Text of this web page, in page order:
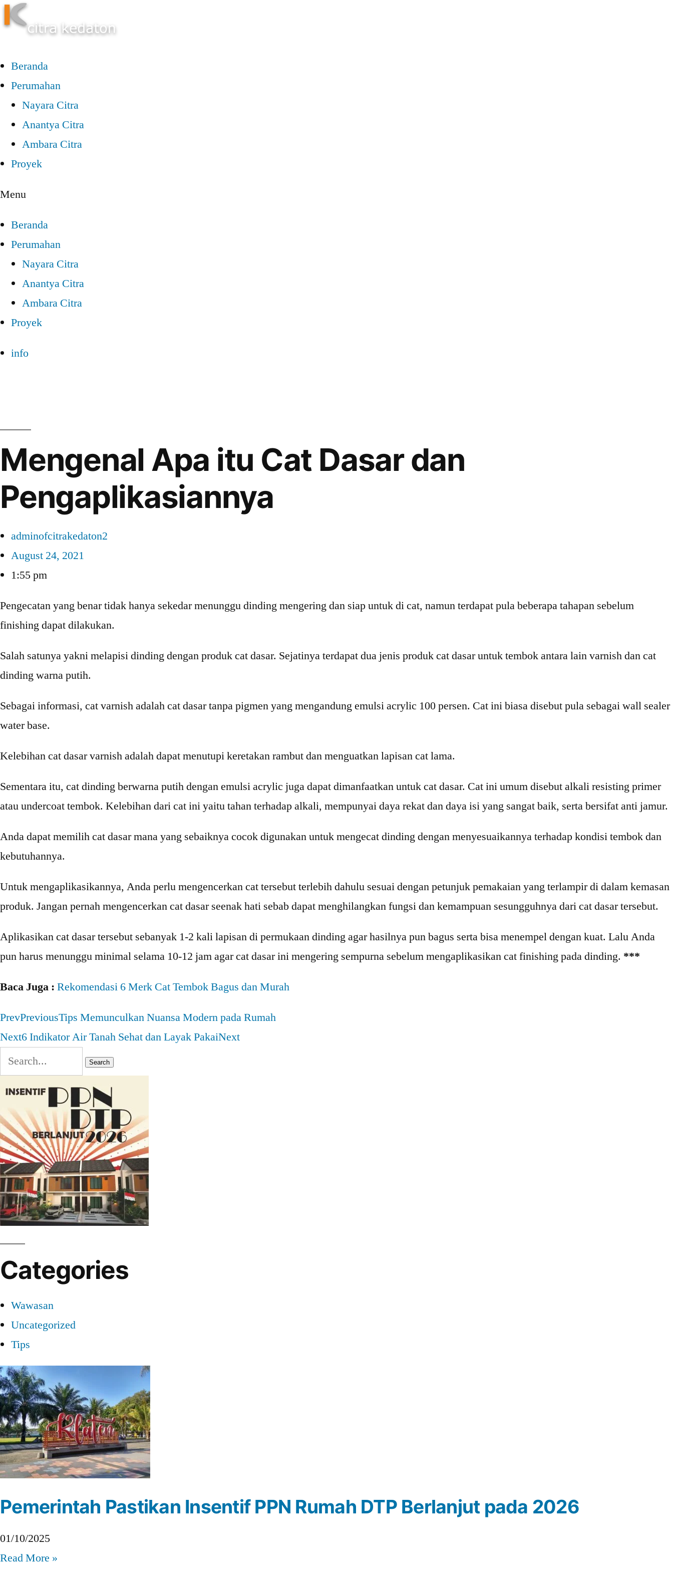
Beranda
Perumahan
Nayara Citra
Anantya Citra
Ambara Citra
Proyek
Menu
Beranda
Perumahan
Nayara Citra
Anantya Citra
Ambara Citra
Proyek
info
Mengenal Apa itu Cat Dasar dan
Pengaplikasiannya
adminofcitrakedaton2
August 24, 2021
1:55 pm
Pengecatan yang benar tidak hanya sekedar menunggu dinding mengering dan siap untuk di cat, namun terdapat pula beberapa tahapan sebelum
finishing dapat dilakukan.
Salah satunya yakni melapisi dinding dengan produk cat dasar. Sejatinya terdapat dua jenis produk cat dasar untuk tembok antara lain varnish dan cat
dinding warna putih.
Sebagai informasi, cat varnish adalah cat dasar tanpa pigmen yang mengandung emulsi acrylic 100 persen. Cat ini biasa disebut pula sebagai wall sealer
water base.
Kelebihan cat dasar varnish adalah dapat menutupi keretakan rambut dan menguatkan lapisan cat lama.
Sementara itu, cat dinding berwarna putih dengan emulsi acrylic juga dapat dimanfaatkan untuk cat dasar. Cat ini umum disebut alkali resisting primer
atau undercoat tembok. Kelebihan dari cat ini yaitu tahan terhadap alkali, mempunyai daya rekat dan daya isi yang sangat baik, serta bersifat anti jamur.
Anda dapat memilih cat dasar mana yang sebaiknya cocok digunakan untuk mengecat dinding dengan menyesuaikannya terhadap kondisi tembok dan
kebutuhannya.
Untuk mengaplikasikannya, Anda perlu mengencerkan cat tersebut terlebih dahulu sesuai dengan petunjuk pemakaian yang terlampir di dalam kemasan
produk. Jangan pernah mengencerkan cat dasar seenak hati sebab dapat menghilangkan fungsi dan kemampuan sesungguhnya dari cat dasar tersebut.
Aplikasikan cat dasar tersebut sebanyak 1-2 kali lapisan di permukaan dinding agar hasilnya pun bagus serta bisa menempel dengan kuat. Lalu Anda
pun harus menunggu minimal selama 10-12 jam agar cat dasar ini mengering sempurna sebelum mengaplikasikan cat finishing pada dinding. ***
Baca Juga : Rekomendasi 6 Merk Cat Tembok Bagus dan Murah
PrevPreviousTips Memunculkan Nuansa Modern pada Rumah
Next6 Indikator Air Tanah Sehat dan Layak PakaiNext
Search
Categories
Wawasan
Uncategorized
Tips
Pemerintah Pastikan Insentif PPN Rumah DTP Berlanjut pada 2026
01/10/2025
Read More »